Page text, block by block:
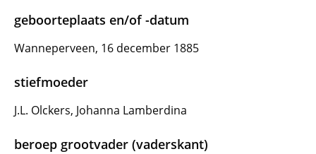
geboorteplaats en/of -datum
Wanneperveen, 16 december 1885
stiefmoeder
J.L. Olckers, Johanna Lamberdina
beroep grootvader (vaderskant)